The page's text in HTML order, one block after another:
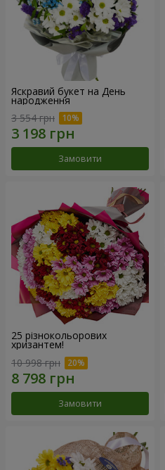
Яскравий букет на День
народження
3 554 грн
Замовити
25 різнокольорових
хризантем!
10 998 грн
Замовити